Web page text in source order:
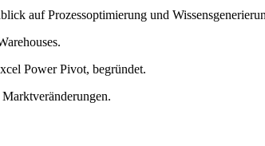
auf Prozessoptimierung und
Power Pivot, begründet.